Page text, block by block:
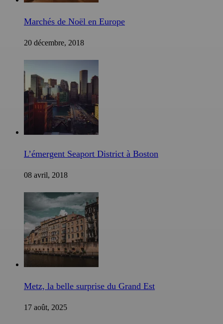
Marchés de Noël en Europe
20 décembre, 2018
L’émergent Seaport District à Boston
08 avril, 2018
Metz, la belle surprise du Grand Est
17 août, 2025